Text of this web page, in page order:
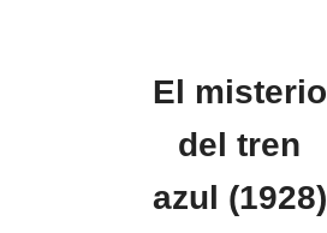
El misterio
del tren
azul (1928)